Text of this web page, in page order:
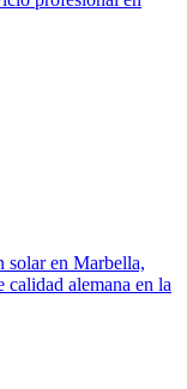
solar en Marbella,
calidad alemana en la